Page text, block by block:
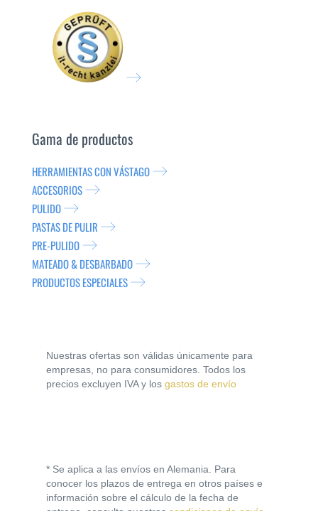
Gama de productos
HERRAMIENTAS CON VÁSTAGO
ACCESORIOS
PULIDO
PASTAS DE PULIR
PRE-PULIDO
MATEADO & DESBARBADO
PRODUCTOS ESPECIALES
Nuestras ofertas son válidas únicamente para
empresas, no para consumidores. Todos los
precios excluyen IVA y los gastos de envío
* Se aplica a las envíos en Alemania. Para
conocer los plazos de entrega en otros países e
información sobre el cálculo de la fecha de